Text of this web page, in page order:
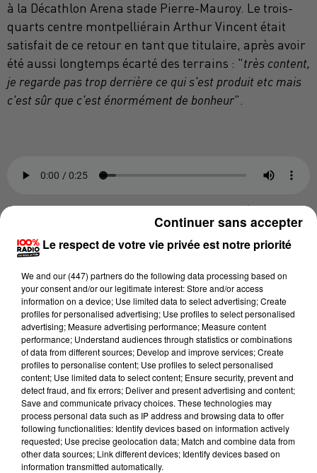
à la Décathlon Arena stade Pierre-Mauroy. Le trois-
quarts centre montpelliérain Arthur Vincent était
satisfait de ce retour en tant que titulaire, après avoir
été aussi longtemps écarté des terrains : "très content,
je regarde pas trop derrière ce qui s'est produit etc mais
c'est sûr que c'est énormément de bonheur".
Arthur Vincent sur son retour au sein de l'équipe
Selon Arthur Vincent, cet adversaire uruguayen
devrait se battre de toutes ses forces malgré un
niveau moindre que celui de Français."On s'attend à
ce qu'ils mettent énormément de cœur et d'activité,
beaucoup d'énergie en début de match", confie-t-il.
De son côté PierreBourgarit, le talonneur gersois
estvigilantface à cet Uruguay un peu moins connue
comme équipe :"forcément que sur le papier, cet écart,
il y est, il est présent, mais en face, on a cette équipe qui
va rentrer dans la compétition et comme nous il y a 6
Le respect de votre vie privée est notre priorité
We and our (447) partnersdo the following data processing based on
your consent and/or our legitimate interest: Store and/or access
information on a device; Use limited data to select advertising; Create
profiles for personalised advertising; Use profiles to select personalised
advertising; Measure advertising performance; Measure content
performance; Understand audiences through statistics or combinations
of data from different sources; Develop and improve services; Create
profiles to personalise content; Use profiles to select personalised
content; Use limited data to select content; Ensure security, prevent and
detect fraud, and fix errors; Deliver and present advertising and content;
Save and communicate privacy choices. These technologies may
process personal data such as IP address and browsing data to offer
following functionalities: Identify devices based on information actively
requested; Use precise geolocation data; Match and combine data from
other data sources; Link different devices; Identify devices based on
information transmitted automatically.
Continuer sans accepter